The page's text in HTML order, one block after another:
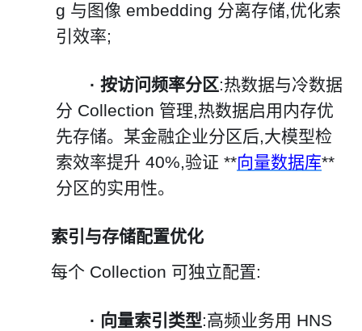
g 与图像 embedding 分离存储,优化索
引效率;
· 按访问频率分区:热数据与冷数据
分 Collection 管理,热数据启用内存优
先存储。某金融企业分区后,大模型检
索效率提升 40%,验证 **向量数据库**
分区的实用性。
索引与存储配置优化
每个 Collection 可独立配置:
· 向量索引类型:高频业务用 HNS